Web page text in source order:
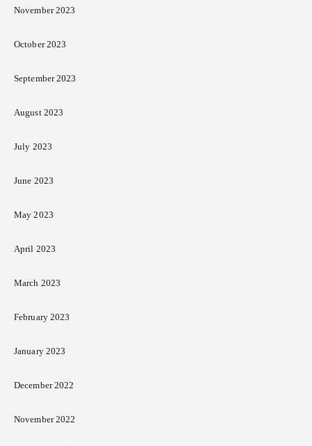
November 2023
October 2023
September 2023
August 2023
July 2023
June 2023
May 2023
April 2023
March 2023
February 2023
January 2023
December 2022
November 2022